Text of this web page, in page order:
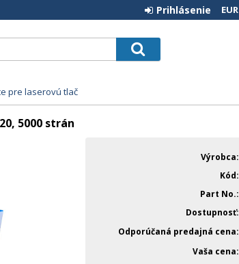
EUR
Prihlásenie
pre laserovú tlač
5000 strán
Výrobca
Kód
Part No.
Dostupnosť
Odporúčaná predajná cena
Vaša cena